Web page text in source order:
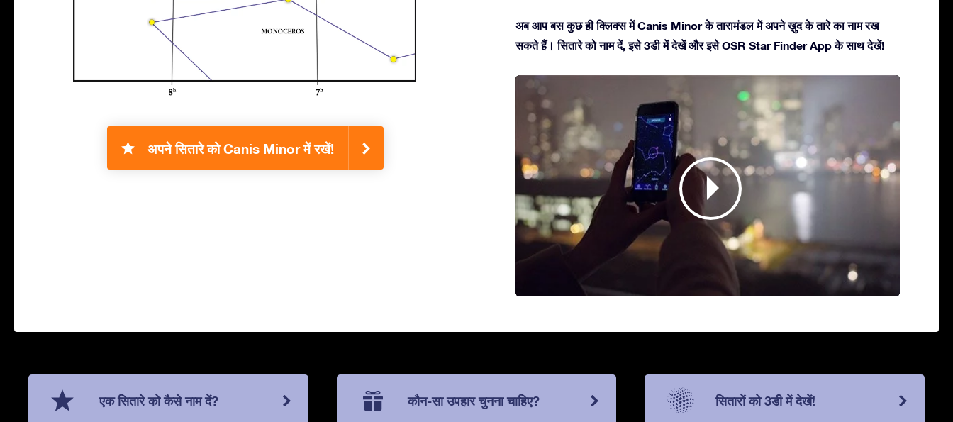
अपने सितारे को Canis Minor में रखें!
अब आप बस कुछ ही क्लिक्स में Canis Minor के तारामंडल में अपने ख़ुद के तारे का नाम रख
सकते हैं। सितारे को नाम दें, इसे 3डी में देखें और इसे OSR Star Finder App के साथ देखें!
एक सितारे को कैसे नाम दें? कौन-सा उपहार चुनना चाहिए? सितारों को 3डी में देखें!